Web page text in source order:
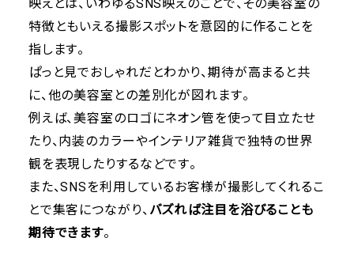
映えとは、いわゆるSNS映えのことで、その美容室の
特徴ともいえる撮影スポットを意図的に作ることを
指します。
ぱっと見でおしゃれだとわかり、期待が高まると共
に、他の美容室との差別化が図れます。
例えば、美容室のロゴにネオン管を使って目立たせ
たり、内装のカラーやインテリア雑貨で独特の世界
観を表現したりするなどです。
また、SNSを利用しているお客様が撮影してくれるこ
とで集客につながり、 バズれば注目を浴びることも
期待できます。